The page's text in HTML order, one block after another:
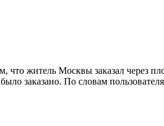
житель Москвы заказал через
заказано. По словам